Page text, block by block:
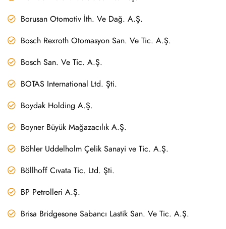
Borusan Otomotiv İth. Ve Dağ. A.Ş.
Bosch Rexroth Otomasyon San. Ve Tic. A.Ş.
Bosch San. Ve Tic. A.Ş.
BOTAS International Ltd. Şti.
Boydak Holding A.Ş.
Boyner Büyük Mağazacılık A.Ş.
Böhler Uddelholm Çelik Sanayi ve Tic. A.Ş.
Böllhoff Cıvata Tic. Ltd. Şti.
BP Petrolleri A.Ş.
Brisa Bridgesone Sabancı Lastik San. Ve Tic. A.Ş.